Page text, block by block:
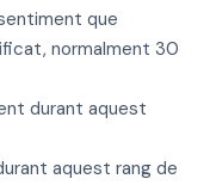
que
normalment 30
durant aquest
aquest rang de